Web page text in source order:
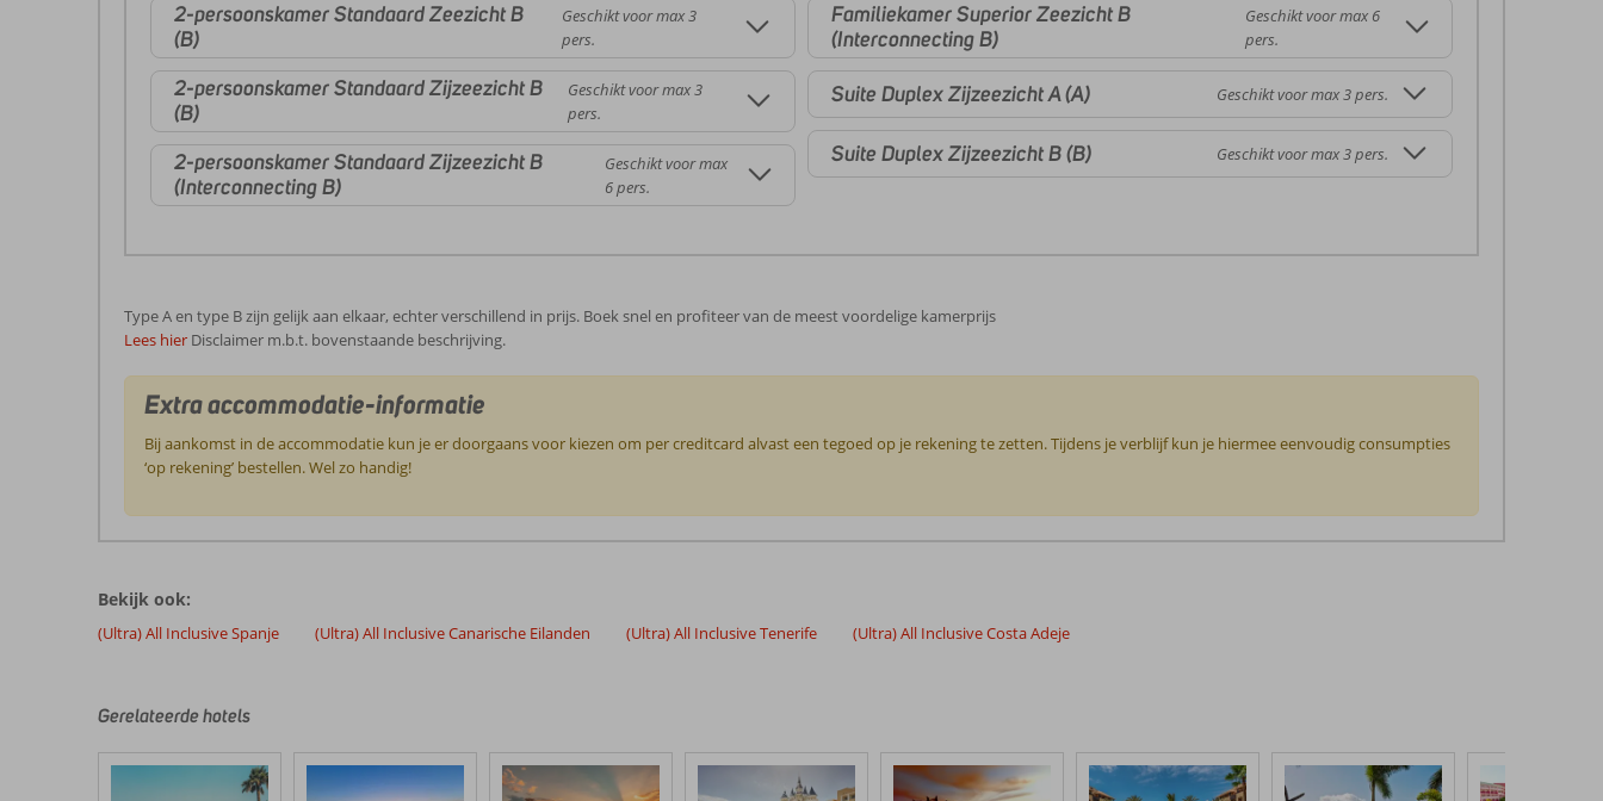
2-persoonskamer Standaard Zeezicht B
(B)
Geschikt voor max 3
pers.
2-persoonskamer Standaard Zijzeezicht B
(B)
Geschikt voor max 3
pers.
2-persoonskamer Standaard Zijzeezicht B
(Interconnecting B)
Geschikt voor max
6 pers.
Familiekamer Superior Zeezicht B
(Interconnecting B)
Geschikt voor max 6
pers.
Suite Duplex Zijzeezicht A (A) Geschikt voor max 3 pers.
Suite Duplex Zijzeezicht B (B) Geschikt voor max 3 pers.
Type A en type B zijn gelijk aan elkaar, echter verschillend in prijs. Boek snel en profiteer van de meest voordelige kamerprijs
Lees hier Disclaimer m.b.t. bovenstaande beschrijving.
Extra accommodatie-informatie
Bij aankomst in de accommodatie kun je er doorgaans voor kiezen om per creditcard alvast een tegoed op je rekening te zetten. Tijdens je verblijf kun je hiermee eenvoudig consumpties
‘op rekening’ bestellen. Wel zo handig!
door
onze
klanten
hun
in
Bekijk ook:
(Ultra) All Inclusive Spanje (Ultra) All Inclusive Canarische Eilanden (Ultra) All Inclusive Tenerife (Ultra) All Inclusive Costa Adeje
Gerelateerde hotels